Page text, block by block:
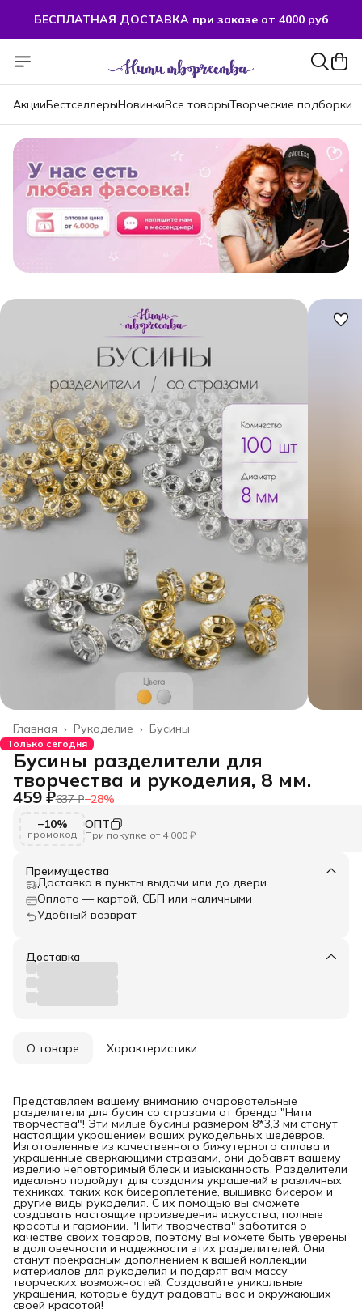
БЕСПЛАТНАЯ ДОСТАВКА при заказе от 4000 руб
БЕСПЛАТНАЯ ДОСТАВКА при заказе от 4000 руб
АкцииБестселлерыНовинкиВсе товарыТворческие подборки
Бусины
Рукоделие ›
Главная ›
Только сегодня
Бусины разделители для
творчества и рукоделия, 8 мм.
459 ₽637 ₽−28%
−10%
промокод
ОПТ
При покупке от 4 000 ₽
Преимущества
Доставка в пункты выдачи или до двери
Оплата — картой, СБП или наличными
Удобный возврат
Доставка
О товаре Характеристики
Представляем вашему вниманию очаровательные
разделители для бусин со стразами от бренда "Нити
творчества"! Эти милые бусины размером 8*3,3 мм станут
настоящим украшением ваших рукодельных шедевров.
Изготовленные из качественного бижутерного сплава и
украшенные сверкающими стразами, они добавят вашему
изделию неповторимый блеск и изысканность. Разделители
идеально подойдут для создания украшений в различных
техниках, таких как бисероплетение, вышивка бисером и
другие виды рукоделия. С их помощью вы сможете
создавать настоящие произведения искусства, полные
красоты и гармонии. "Нити творчества" заботится о
качестве своих товаров, поэтому вы можете быть уверены
в долговечности и надежности этих разделителей. Они
станут прекрасным дополнением к вашей коллекции
материалов для рукоделия и подарят вам массу
творческих возможностей. Создавайте уникальные
украшения, которые будут радовать вас и окружающих
своей красотой!